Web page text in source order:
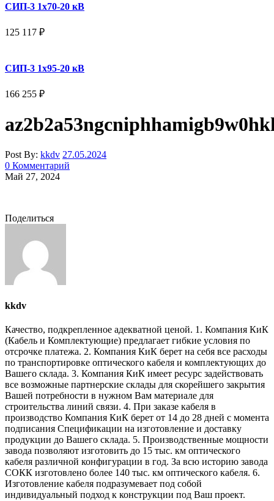
СИП-3 1x70-20 кВ
125 117 ₽
СИП-3 1x95-20 кВ
166 255 ₽
Post By: kkdv 27.05.2024
0 Комментарий
Май 27, 2024
Поделиться
kkdv
Качество, подкрепленное адекватной ценой. 1. Компания КиК
(Кабель и Комплектующие) предлагает гибкие условия по
отсрочке платежа. 2. Компания КиК берет на себя все расходы
по транспортировке оптического кабеля и комплектующих до
Вашего склада. 3. Компания КиК имеет ресурс задействовать
все возможные партнерские склады для скорейшего закрытия
Вашей потребности в нужном Вам материале для
строительства линий связи. 4. При заказе кабеля в
производство Компания КиК берет от 14 до 28 дней с момента
подписания Спецификации на изготовление и доставку
продукции до Вашего склада. 5. Производственные мощности
завода позволяют изготовить до 15 тыс. км оптического
кабеля различной конфигурации в год. За всю историю завода
СОКК изготовлено более 140 тыс. км оптического кабеля. 6.
Изготовление кабеля подразумевает под собой
индивидуальный подход к конструкции под Ваш проект.